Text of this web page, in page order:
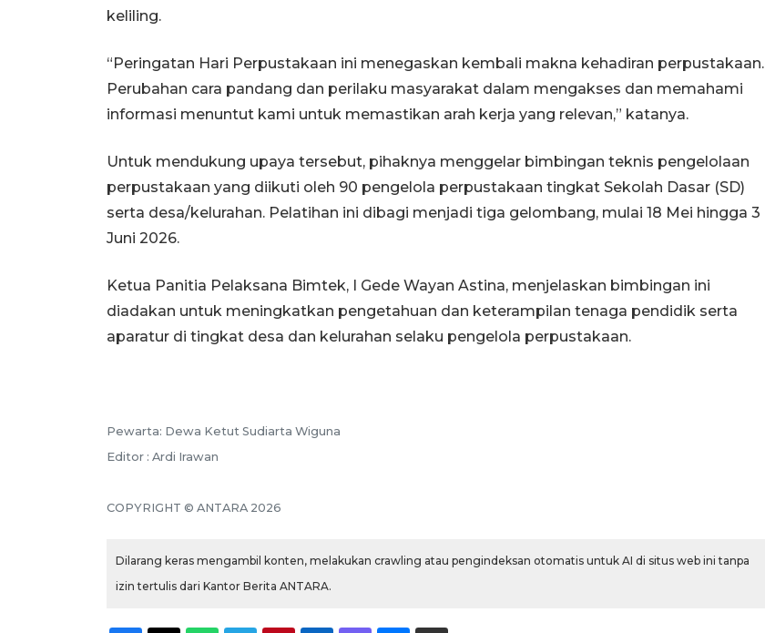
keliling.
“Peringatan Hari Perpustakaan ini menegaskan kembali makna kehadiran perpustakaan.
Perubahan cara pandang dan perilaku masyarakat dalam mengakses dan memahami
informasi menuntut kami untuk memastikan arah kerja yang relevan,” katanya.
Untuk mendukung upaya tersebut, pihaknya menggelar bimbingan teknis pengelolaan
perpustakaan yang diikuti oleh 90 pengelola perpustakaan tingkat Sekolah Dasar (SD)
serta desa/kelurahan. Pelatihan ini dibagi menjadi tiga gelombang, mulai 18 Mei hingga 3
Juni 2026.
Ketua Panitia Pelaksana Bimtek, I Gede Wayan Astina, menjelaskan bimbingan ini
diadakan untuk meningkatkan pengetahuan dan keterampilan tenaga pendidik serta
aparatur di tingkat desa dan kelurahan selaku pengelola perpustakaan.
Pewarta: Dewa Ketut Sudiarta Wiguna
Editor : Ardi Irawan
COPYRIGHT © ANTARA 2026
Dilarang keras mengambil konten, melakukan crawling atau pengindeksan otomatis untuk AI di situs web ini tanpa
izin tertulis dari Kantor Berita ANTARA.